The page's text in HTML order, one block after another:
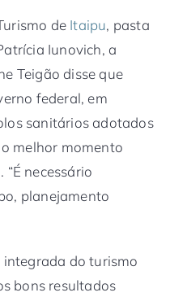
de Itaipu, pasta
Iunovich, a
Teigão disse que
federal, em
sanitários adotados
melhor momento
necessário
planejamento
integrada do turismo
bons resultados